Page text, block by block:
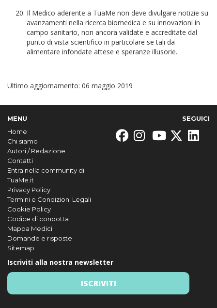
Il Medico aderente a TuaMe non deve divulgare notizie su
avanzamenti nella ricerca biomedica e su innovazioni in
campo sanitario, non ancora validate e accreditate dal
punto di vista scientifico in particolare se tali da
alimentare infondate attese e speranze illusorie.
Ultimo aggiornamento: 06 maggio 2019
MENU
Home
Chi siamo
Autori / Redazione
Contatti
Entra nella community di
TuaMe.it
Privacy Policy
Termini e Condizioni Legali
Cookie Policy
Codice di condotta
Mappa Medici
Domande e risposte
Sitemap
SEGUICI
Iscriviti alla nostra newsletter
ISCRIVITI